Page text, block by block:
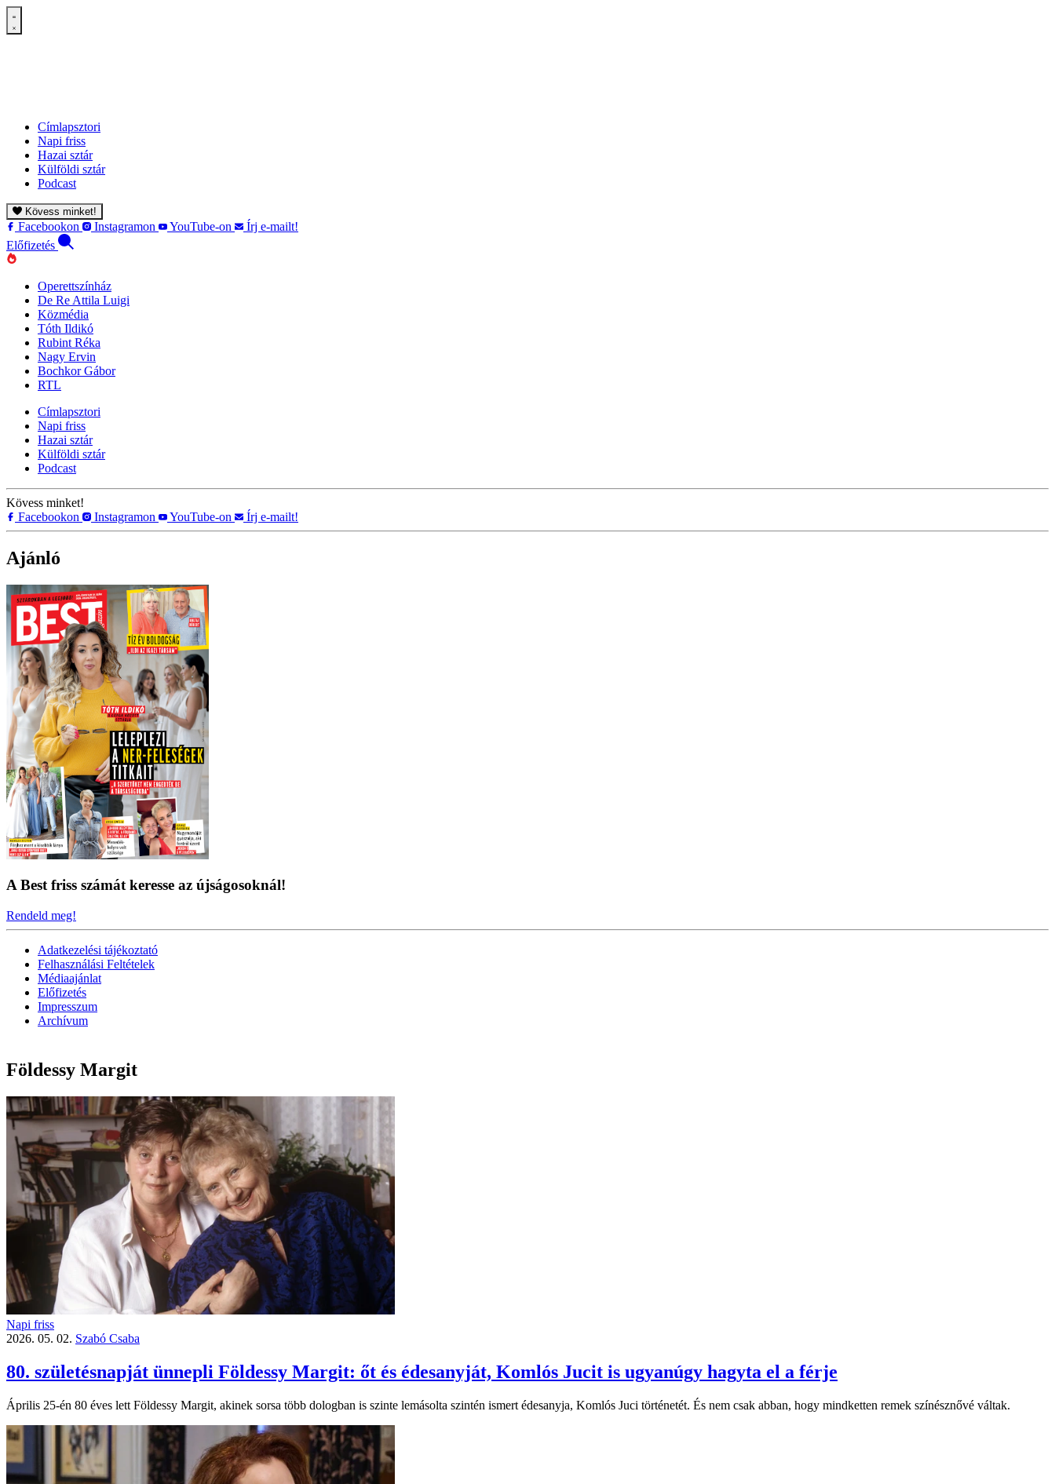
Címlapsztori
Napi friss
Hazai sztár
Külföldi sztár
Podcast
Kövess minket!
Facebookon Instagramon YouTube-on
Írj e-mailt!
Előfizetés
Operettszínház
De Re Attila Luigi
Közmédia
Tóth Ildikó
Rubint Réka
Nagy Ervin
Bochkor Gábor
RTL
Címlapsztori
Napi friss
Hazai sztár
Külföldi sztár
Podcast
Kövess minket!
Facebookon
Instagramon YouTube-on Írj e-mailt!
Ajánló
A Best friss számát keresse az újságosoknál!
Rendeld meg!
Adatkezelési tájékoztató
Felhasználási Feltételek
Médiaajánlat
Előfizetés
Impresszum
Archívum
Földessy Margit
Napi friss
2026. 05. 02. Szabó Csaba
80. születésnapját ünnepli Földessy Margit: őt és édesanyját, Komlós Jucit is ugyanúgy hagyta el a férje
Április 25-én 80 éves lett Földessy Margit, akinek sorsa több dologban is szinte lemásolta szintén ismert édesanyja, Komlós Juci történetét. És nem csak abban, hogy mindketten remek színésznővé váltak.